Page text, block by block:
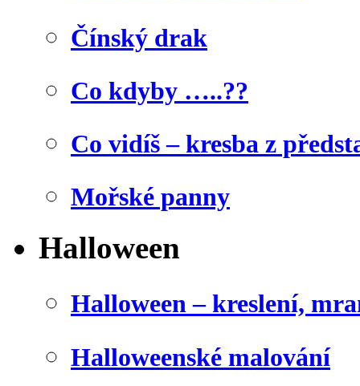
Čínský drak
Co kdyby …..??
Co vidíš – kresba z
Mořské panny
Halloween
Halloween – kreslení,
Halloweenské malování